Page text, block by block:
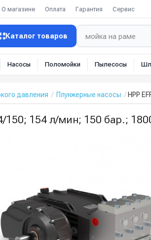
О магазине Оплата Гарантия Сервис
Каталог товаров
Насосы Поломойки Пылесосы
давления Плунжерные насосы HPP
150; 154 л/мин; 150 бар.;